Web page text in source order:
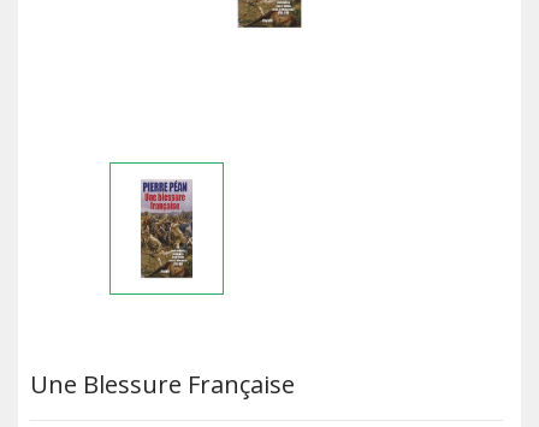
Une Blessure Française